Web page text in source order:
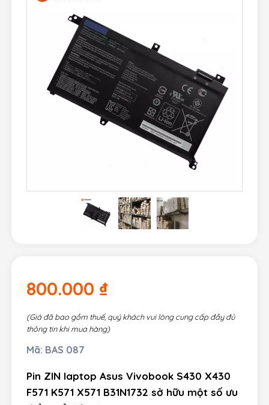
800.000 ₫
(Giá đã bao gồm thuế, quý khách vui lòng cung cấp đầy đủ
thông tin khi mua hàng)
Mã: BAS 087
Pin ZIN laptop Asus Vivobook S430 X430
F571 K571 X571 B31N1732 sở hữu một số ưu